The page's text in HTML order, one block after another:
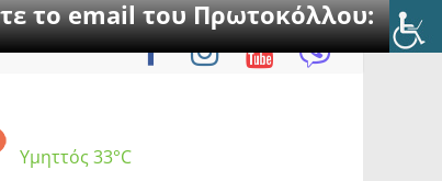
το email του Πρωτοκόλλου:
Υμηττός 33°C